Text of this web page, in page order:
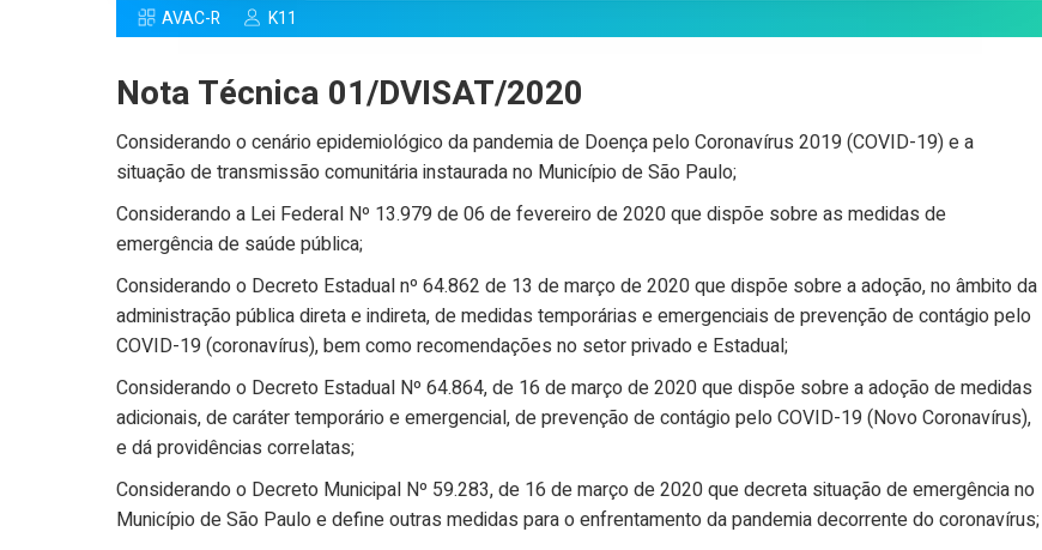
AVAC-R K11
Nota Técnica 01/DVISAT/2020
Considerando o cenário epidemiológico da pandemia de Doença pelo Coronavírus 2019 (COVID-19) e a
situação de transmissão comunitária instaurada no Município de São Paulo;
Considerando a Lei Federal Nº 13.979 de 06 de fevereiro de 2020 que dispõe sobre as medidas de
emergência de saúde pública;
Considerando o Decreto Estadual nº 64.862 de 13 de março de 2020 que dispõe sobre a adoção, no âmbito da
administração pública direta e indireta, de medidas temporárias e emergenciais de prevenção de contágio pelo
COVID-19 (coronavírus), bem como recomendações no setor privado e Estadual;
Considerando o Decreto Estadual Nº 64.864, de 16 de março de 2020 que dispõe sobre a adoção de medidas
adicionais, de caráter temporário e emergencial, de prevenção de contágio pelo COVID-19 (Novo Coronavírus),
e dá providências correlatas;
Considerando o Decreto Municipal Nº 59.283, de 16 de março de 2020 que decreta situação de emergência no
Município de São Paulo e define outras medidas para o enfrentamento da pandemia decorrente do coronavírus;